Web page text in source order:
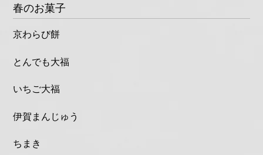
春のお菓子
京わらび餅
とんでも大福
いちご大福
伊賀まんじゅう
ちまき